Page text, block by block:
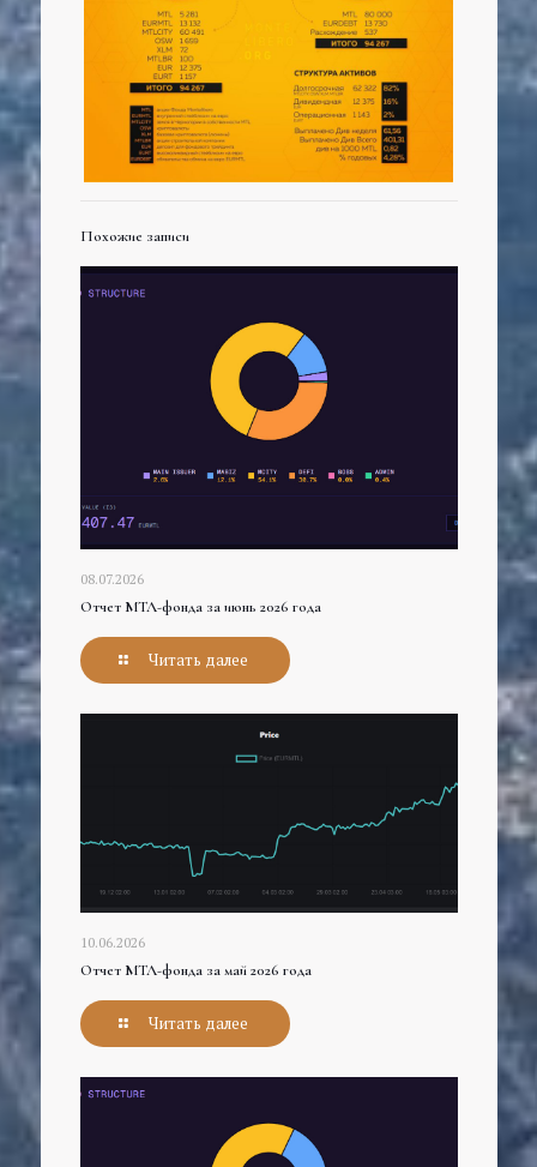
Похожие записи
08.07.2026
Отчет МТЛ-фонда за июнь 2026 года
Читать далее
10.06.2026
Отчет МТЛ-фонда за май 2026 года
Читать далее